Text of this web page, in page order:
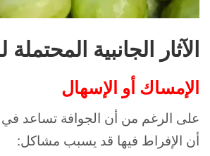
الآثار الجانبية المحتملة
الإمساك أو الإسهال
على الرغم من أن الجوافة تساعد في
أن الإفراط فيها قد يسبب مشاكل: